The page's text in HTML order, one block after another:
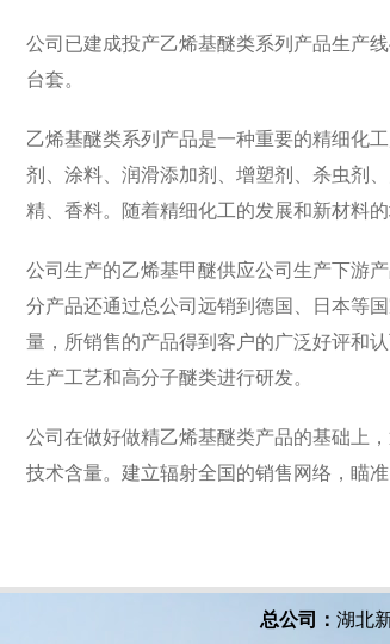
公司已建成投产乙烯基醚类系列产品生产
台套。
乙烯基醚类系列产品是一种重要的精细化
剂、涂料、润滑添加剂、增塑剂、杀虫剂
精、香料。随着精细化工的发展和新材料
公司生产的乙烯基甲醚供应公司生产下游
分产品还通过总公司远销到德国、日本等
量，所销售的产品得到客户的广泛好评和
生产工艺和高分子醚类进行研发。
公司在做好做精乙烯基醚类产品的基础上
技术含量。建立辐射全国的销售网络，瞄
总公司： 湖北